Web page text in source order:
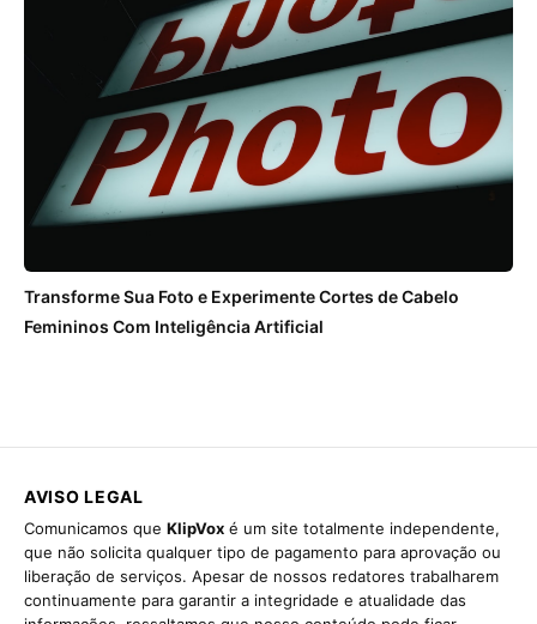
Transforme Sua Foto e Experimente Cortes de Cabelo
Femininos Com Inteligência Artificial
AVISO LEGAL
Comunicamos que KlipVox é um site totalmente independente,
que não solicita qualquer tipo de pagamento para aprovação ou
liberação de serviços. Apesar de nossos redatores trabalharem
continuamente para garantir a integridade e atualidade das